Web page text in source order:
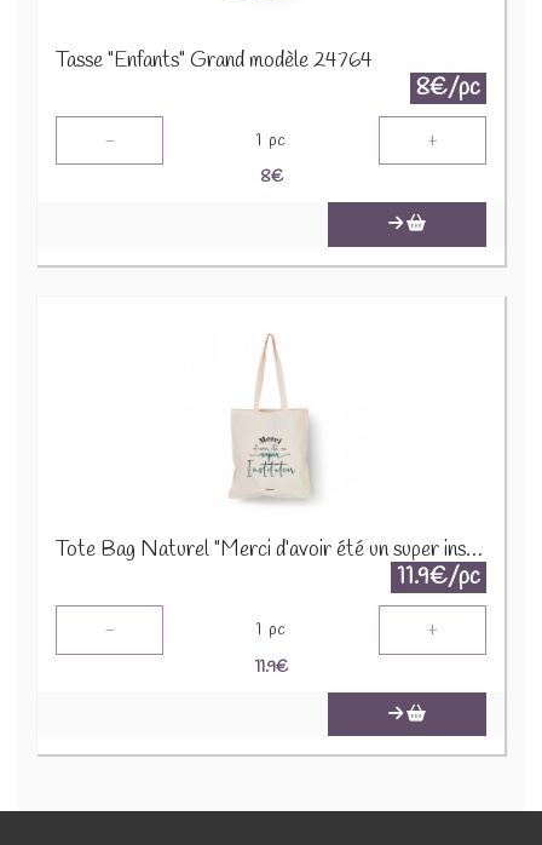
Tasse "Enfants" Grand modèle 24764
8€/pc
- 1 pc +
8€
Tote Bag Naturel "Merci d’avoir été un super instituteur TOTNSC279
11.9€/pc
- 1 pc +
11.9€